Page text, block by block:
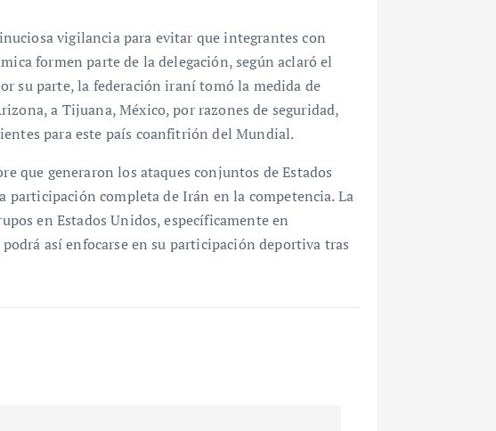
vigilancia para evitar que integrantes con
formen parte de la delegación, según aclaró el
su parte, la federación iraní tomó la medida de
a Tijuana, México, por razones de seguridad,
para este país coanfitrión del Mundial.
que generaron los ataques conjuntos de Estados
completa de Irán en la competencia. La
en Estados Unidos, específicamente en
así enfocarse en su participación deportiva tras